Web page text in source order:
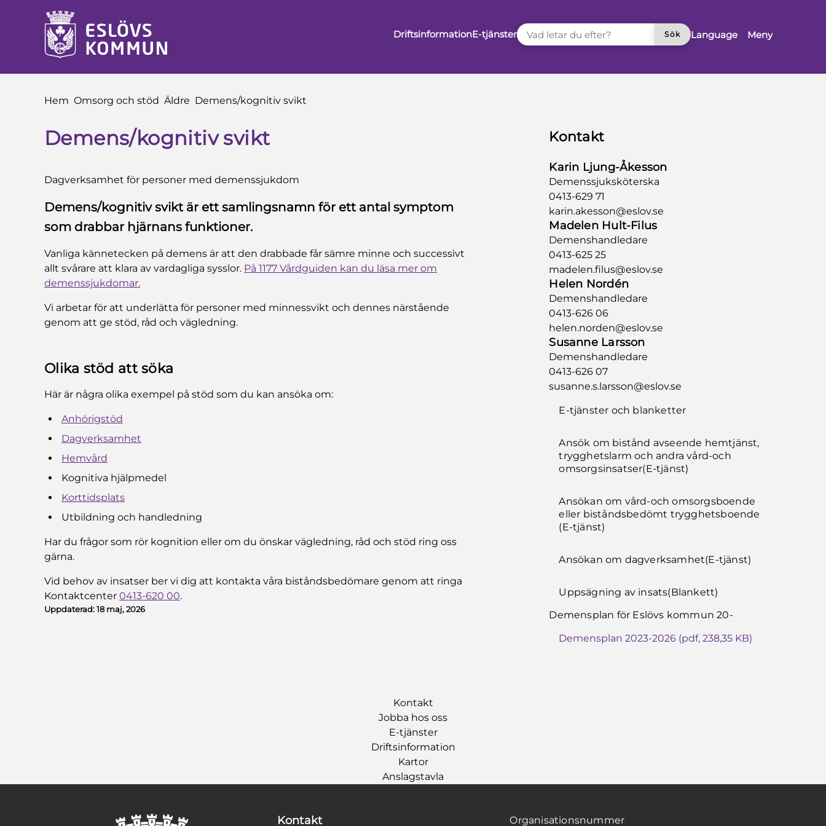
till innehåll
till sidomeny
DriftsinformationE-tjänster
VAD LETAR DU EFTER?
Sök
Language Meny
Du är här:
Hem Omsorg och stöd Äldre Demens/kognitiv svikt
Demens/kognitiv svikt
Dagverksamhet för personer med demenssjukdom
Demens/kognitiv svikt är ett samlingsnamn för ett antal symptom
som drabbar hjärnans funktioner.
Vanliga kännetecken på demens är att den drabbade får sämre minne och successivt
allt svårare att klara av vardagliga sysslor. På 1177 Vårdguiden kan du läsa mer om
demenssjukdomar.
Vi arbetar för att underlätta för personer med minnessvikt och dennes närstående
genom att ge stöd, råd och vägledning.
Olika stöd att söka
Här är några olika exempel på stöd som du kan ansöka om:
Anhörigstöd
Dagverksamhet
Hemvård
Kognitiva hjälpmedel
Korttidsplats
Utbildning och handledning
Har du frågor som rör kognition eller om du önskar vägledning, råd och stöd ring oss
gärna.
Vid behov av insatser ber vi dig att kontakta våra biståndsbedömare genom att ringa
Kontaktcenter 0413-620 00.
Uppdaterad:18 maj, 2026
Kontakt
Karin Ljung-Åkesson
Demenssjuksköterska
0413-629 71
karin.akesson@eslov.se
Madelen Hult-Filus
Demenshandledare
0413-625 25
madelen.filus@eslov.se
Helen Nordén
Demenshandledare
0413-626 06
helen.norden@eslov.se
Susanne Larsson
Demenshandledare
0413-626 07
susanne.s.larsson@eslov.se
E-tjänster och blanketter
Ansök om bistånd avseende hemtjänst,
trygghetslarm och andra vård-och
omsorgsinsatser(E-tjänst)
Ansökan om vård-och omsorgsboende
eller biståndsbedömt trygghetsboende
(E-tjänst)
Ansökan om dagverksamhet(E-tjänst)
Uppsägning av insats(Blankett)
Demensplan för Eslövs kommun 20-
Demensplan 2023-2026 (pdf, 238,35 KB)
Kontakt
Jobba hos oss
E-tjänster
Driftsinformation
Kartor
Anslagstavla
Kontakt Organisationsnummer